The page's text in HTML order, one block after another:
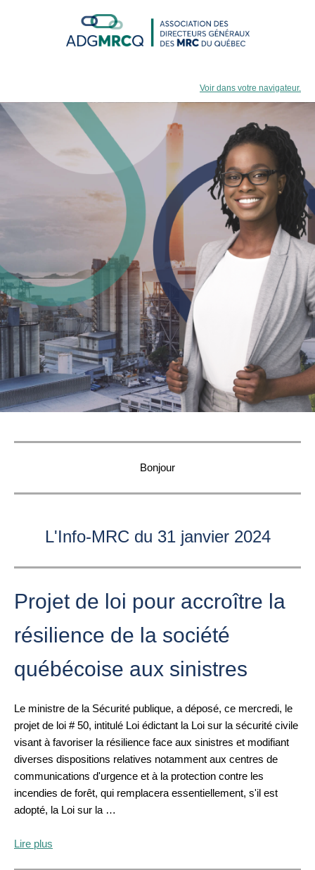
Voir dans votre navigateur.
Bonjour
L'Info-MRC du 31 janvier 2024
Projet de loi pour accroître la
résilience de la société
québécoise aux sinistres
Le ministre de la Sécurité publique, a déposé, ce mercredi, le
projet de loi # 50, intitulé Loi édictant la Loi sur la sécurité civile
visant à favoriser la résilience face aux sinistres et modifiant
diverses dispositions relatives notamment aux centres de
communications d'urgence et à la protection contre les
incendies de forêt, qui remplacera essentiellement, s'il est
adopté, la Loi sur la …
Lire plus